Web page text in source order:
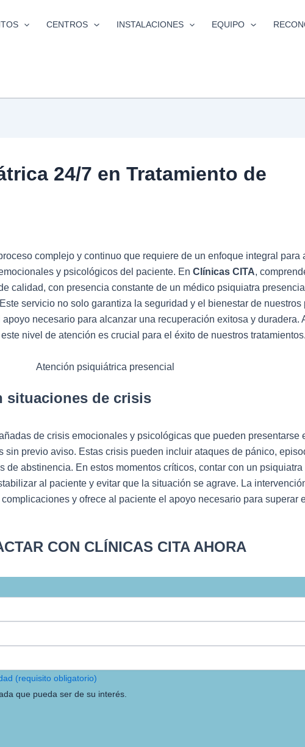
CENTROS INSTALACIONES EQUIPO
24/7 en Tratamiento de
complejo y continuo que requiere de un enfoque integral para
y psicológicos del paciente. En Clínicas CITA,
calidad, con presencia constante de un médico psiquiatra
servicio no solo garantiza la seguridad y el bienestar de nuestros
necesario para alcanzar una recuperación exitosa y duradera.
nivel de atención es crucial para el éxito de nuestros tratamientos.
situaciones de crisis
de crisis emocionales y psicológicas que pueden presentarse
sin previo aviso. Estas crisis pueden incluir ataques de pánico,
de abstinencia. En estos momentos críticos, contar con un
al paciente y evitar que la situación se agrave. La
y ofrece al paciente el apoyo necesario para superar
CON CLÍNICAS CITA AHORA
(requisito obligatorio)
que pueda ser de su interés.